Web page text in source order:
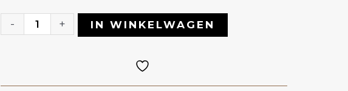
-
Gel
+ IN WINKELWAGEN